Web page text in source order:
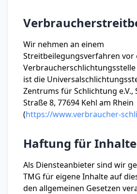
Wir nehmen an einem
Streitbeilegungsverfahren vor
ist die
Zentrums für Schlichtung
Straße 8, 77694 Kehl am Rhein
(https://www.verbraucher-
Haftung für Inhalte
Als Diensteanbieter sind wir
TMG für eigene Inhalte auf
den allgemeinen Gesetzen